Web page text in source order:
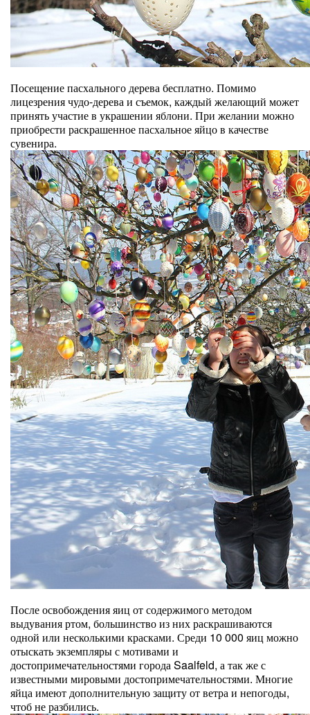
Посещение пасхального дерева бесплатно. Помимо
лицезрения чудо-дерева и съемок, каждый желающий может
принять участие в украшении яблони. При желании можно
приобрести раскрашенное пасхальное яйцо в качестве
сувенира.
После освобождения яиц от содержимого методом
выдувания ртом, большинство из них раскрашиваются
одной или несколькими красками. Среди 10 000 яиц можно
отыскать экземпляры с мотивами и
достопримечательностями города Saalfeld, а так же с
известными мировыми достопримечательностями. Многие
яйца имеют дополнительную защиту от ветра и непогоды,
чтоб не разбились.